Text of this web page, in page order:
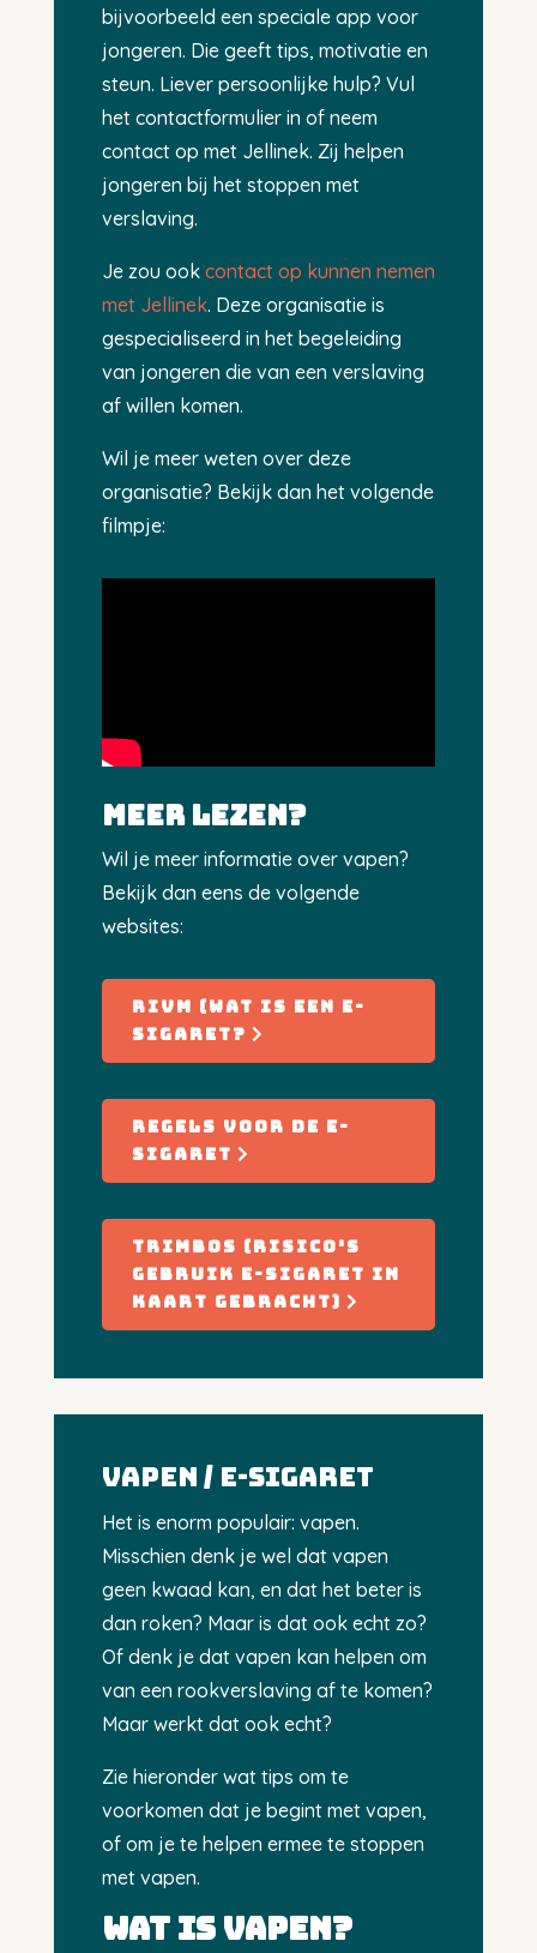
bijvoorbeeld een speciale app voor
jongeren. Die geeft tips, motivatie en
steun. Liever persoonlijke hulp? Vul
het contactformulier in of neem
contact op met Jellinek. Zij helpen
jongeren bij het stoppen met
verslaving.
Je zou ook contact op kunnen nemen
met Jellinek. Deze organisatie is
gespecialiseerd in het begeleiding
van jongeren die van een verslaving
af willen komen.
Wil je meer weten over deze
organisatie? Bekijk dan het volgende
filmpje:
Meer lezen?
Wil je meer informatie over vapen?
Bekijk dan eens de volgende
websites:
rivm (wat is een e-
sigaret?
regels voor de e-
sigaret
trimbos (risico's
gebruik e-sigaret in
kaart gebracht)
VAPEN / E-SIGARET
Het is enorm populair: vapen.
Misschien denk je wel dat vapen
geen kwaad kan, en dat het beter is
dan roken? Maar is dat ook echt zo?
Of denk je dat vapen kan helpen om
van een rookverslaving af te komen?
Maar werkt dat ook echt?
Zie hieronder wat tips om te
voorkomen dat je begint met vapen,
of om je te helpen ermee te stoppen
met vapen.
Wat is vapen?